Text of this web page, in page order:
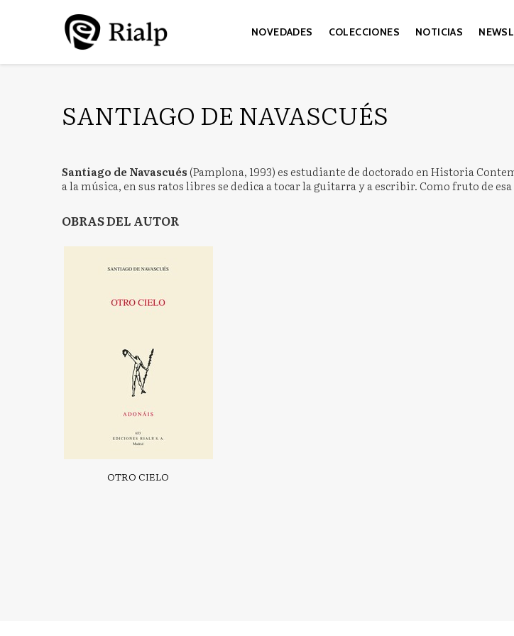
NOVEDADES COLECCIONES NOTICIAS
SANTIAGO DE NAVASCUÉS
Santiago de Navascués(Pamplona, 1993) es estudiante de doctorado en Historia
a la música, en sus ratos libres se dedica a tocar la guitarra y a escribir. Como fruto de
OBRAS DEL AUTOR
OTRO CIELO